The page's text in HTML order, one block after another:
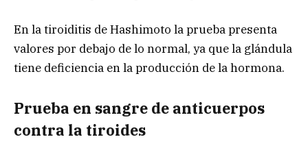
En la tiroiditis de Hashimoto la prueba presenta
valores por debajo de lo normal, ya que la glándula
tiene deficiencia en la producción de la hormona.
Prueba en sangre de anticuerpos
contra la tiroides